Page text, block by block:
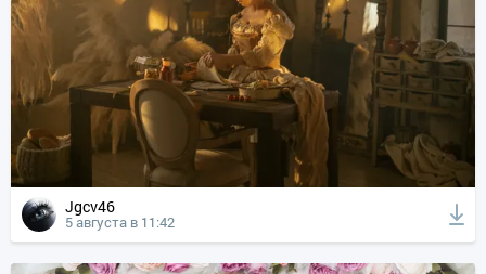
Jgcv46
5 августа в 11:42